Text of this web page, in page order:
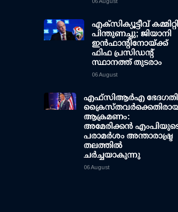
എക്സിക്യൂട്ടീവ് കമ്മിറ്റി
പിന്തുണച്ചു; ജിയാനി
ഇന്‍ഫാന്റിനോയ്ക്ക്
ഫിഫ പ്രസിഡന്റ്
സ്ഥാനത്ത് തുടരാം
06 August
എഫ്‌സി‌ആര്‍‌എ ഭേദഗതി
ആക്രമണം:
അമേരിക്കൻ
പരാമർശം അന്താരാഷ്ട്ര
തലത്തിൽ
ചർച്ചയാകുന്നു
06 August